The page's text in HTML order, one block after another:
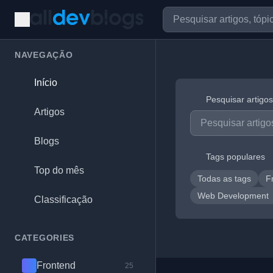
NAVEGAÇÃO
Início
Artigos
Blogs
Top do mês
Classificação
CATEGORIES
Frontend 25
Pesquisar artigos
Tags populares
Todas as tags
Web Development